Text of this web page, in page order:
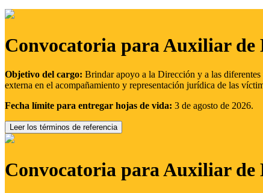
Convocatoria para Auxiliar
Objetivo del cargo: Brindar apoyo a la Dirección y a las
externa en el acompañamiento y representación jurídica de las
Fecha límite para entregar hojas de vida: 3 de agosto de 2026.
Leer los términos de referencia
Convocatoria para Auxiliar